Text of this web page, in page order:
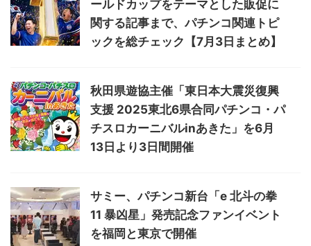
ールドカップをテーマとした販促に
関する記事まで、パチンコ関連トピ
ックを総チェック【7月3日まとめ】
秋田県遊協主催「東日本大震災復興
支援 2025東北6県合同パチンコ・パ
チスロカーニバルinあきた」を6月
13日より3日間開催
サミー、パチンコ新台「e 北斗の拳
11 暴凶星」発売記念ファンイベント
を福岡と東京で開催